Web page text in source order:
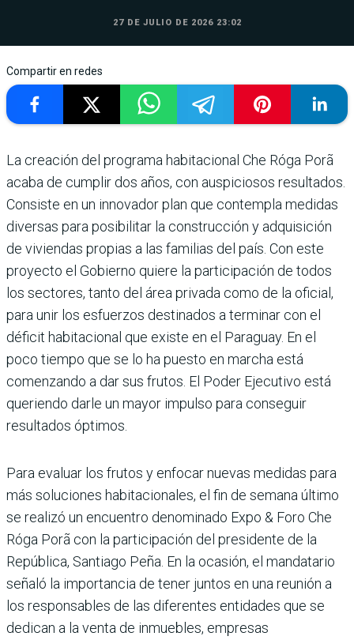
27 DE JULIO DE 2026 23:02
Compartir en redes
La creación del programa habita­cional Che Róga Porã
acaba de cumplir dos años, con auspiciosos resultados.
Consiste en un inno­vador plan que contempla medidas
diversas para posibilitar la construcción y adquisi­ción
de viviendas propias a las familias del país. Con este
proyecto el Gobierno quiere la participación de todos
los sectores, tanto del área privada como de la oficial,
para unir los esfuerzos destinados a terminar con el
déficit habitacional que existe en el Para­guay. En el
poco tiempo que se lo ha puesto en marcha está
comenzando a dar sus fru­tos. El Poder Ejecutivo está
queriendo darle un mayor impulso para conseguir
resulta­dos óptimos.
Para evaluar los frutos y enfocar nuevas medidas para
más soluciones habitaciona­les, el fin de semana último
se realizó un encuentro denominado Expo & Foro Che
Róga Porã con la participación del presi­dente de la
República, Santiago Peña. En la ocasión, el mandatario
señaló la importan­cia de tener juntos en una reunión a
los res­ponsables de las diferentes entidades que se
dedican a la venta de inmuebles, empresas